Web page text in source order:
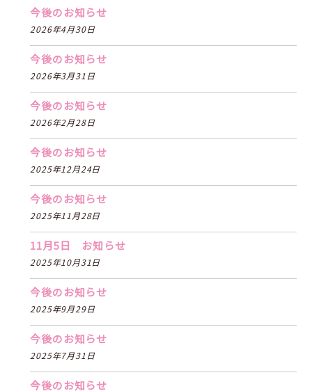
今後のお知らせ
2026年4月30日
今後のお知らせ
2026年3月31日
今後のお知らせ
2026年2月28日
今後のお知らせ
2025年12月24日
今後のお知らせ
2025年11月28日
11月5日 お知らせ
2025年10月31日
今後のお知らせ
2025年9月29日
今後のお知らせ
2025年7月31日
今後のお知らせ